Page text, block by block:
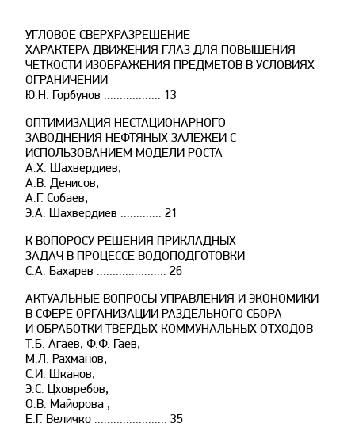
УГЛОВОЕ СВЕРХРАЗРЕШЕНИЕ
ХАРАКТЕРА ДВИЖЕНИЯ ГЛАЗ ДЛЯ ПОВЫШЕНИЯ
ЧЕТКОСТИ ИЗОБРАЖЕНИЯ ПРЕДМЕТОВ В УСЛОВИЯХ
ОГРАНИЧЕНИЙ
Ю.Н. Горбунов .................. 13
ОПТИМИЗАЦИЯ НЕСТАЦИОНАРНОГО
ЗАВОДНЕНИЯ НЕФТЯНЫХ ЗАЛЕЖЕЙ С
ИСПОЛЬЗОВАНИЕМ МОДЕЛИ РОСТА
А.Х. Шахвердиев,
А.В. Денисов,
А.Г. Собаев,
Э.А. Шахвердиев ............. 21
К ВОПОРОСУ РЕШЕНИЯ ПРИКЛАДНЫХ
ЗАДАЧ В ПРОЦЕССЕ ВОДОПОДГОТОВКИ
С.А. Бахарев ...................... 26
АКТУАЛЬНЫЕ ВОПРОСЫ УПРАВЛЕНИЯ И ЭКОНОМИКИ
В СФЕРЕ ОРГАНИЗАЦИИ РАЗДЕЛЬНОГО СБОРА
И ОБРАБОТКИ ТВЕРДЫХ КОММУНАЛЬНЫХ ОТХОДОВ
Т.Б. Агаев, Ф.Ф. Гаев,
М.Л. Рахманов,
С.И. Шканов,
Э.С. Цховребов,
О.В. Майорова ,
Е.Г. Величко ....................... 35